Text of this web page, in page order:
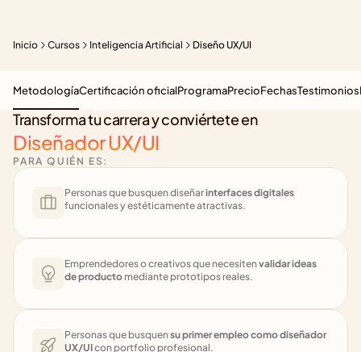
Inicio Cursos Inteligencia Artificial Diseño UX/UI
Transforma tu carrera y conviértete en
Diseñador UX/UI
PARA QUIÉN ES:
Personas que busquen diseñar interfaces digitales
funcionales y estéticamente atractivas.
Emprendedores o creativos que necesiten validar ideas
de producto mediante prototipos reales.
Personas que busquen su primer empleo como diseñador
UX/UI con portfolio profesional.
MetodologíaCertificación oficialProgramaPrecioFechasTestimonios